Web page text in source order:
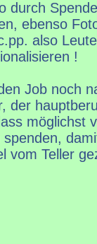
durch
ebenso
also
!
Job noch
der
möglichst
vom Teller